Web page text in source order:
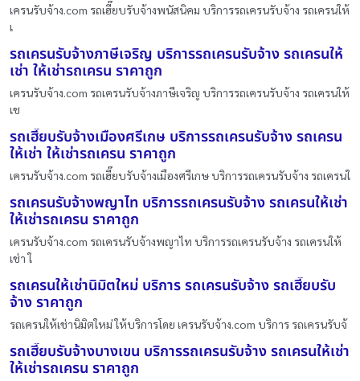
เครนรับจ้าง.com รถเฮี๊ยบรับจ้างพนัสนิคม บริการรถเครนรับจ้าง รถเครนให้
เ
รถเครนรับจ้างภาษีเจริญ บริการรถเครนรับจ้าง รถเครนให้
เช่า ให้เช่ารถเครน ราคาถูก
เครนรับจ้าง.com รถเครนรับจ้างภาษีเจริญ บริการรถเครนรับจ้าง รถเครนให้
เช
รถเฮี๊ยบรับจ้างเมืองศรีเกษ บริการรถเครนรับจ้าง รถเครน
ให้เช่า ให้เช่ารถเครน ราคาถูก
เครนรับจ้าง.com รถเฮี๊ยบรับจ้างเมืองศรีเกษ บริการรถเครนรับจ้าง รถเครนใ
รถเครนรับจ้างพญาไท บริการรถเครนรับจ้าง รถเครนให้เช่า
ให้เช่ารถเครน ราคาถูก
เครนรับจ้าง.com รถเครนรับจ้างพญาไท บริการรถเครนรับจ้าง รถเครนให้
เช่า ใ
รถเครนให้เช่านิมิตใหม่ บริการ รถเครนรับจ้าง รถเฮี๊ยบรับ
จ้าง ราคาถูก
รถเครนให้เช่านิมิตใหม่ ให้บริการโดย เครนรับจ้าง.com บริการ รถเครนรับจ้
รถเฮี๊ยบรับจ้างบางเขน บริการรถเครนรับจ้าง รถเครนให้เช่า
ให้เช่ารถเครน ราคาถูก